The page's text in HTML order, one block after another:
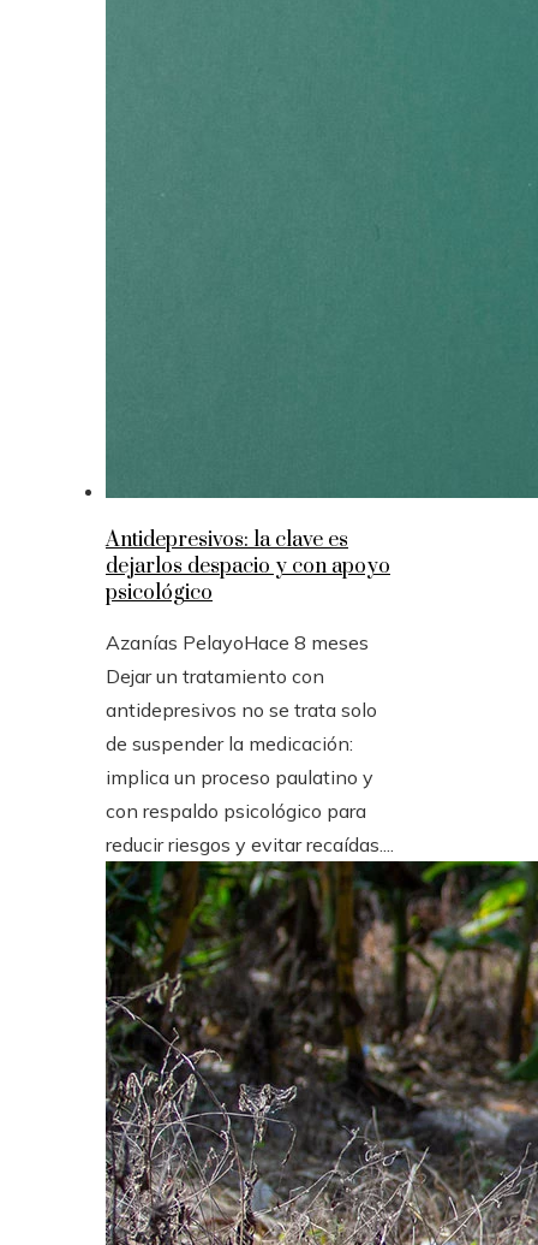
Antidepresivos: la clave es
dejarlos despacio y con apoyo
psicológico
Azanías PelayoHace 8 meses
Dejar un tratamiento con
antidepresivos no se trata solo
de suspender la medicación:
implica un proceso paulatino y
con respaldo psicológico para
reducir riesgos y evitar recaídas....